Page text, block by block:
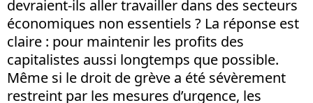
devraient-ils aller travailler dans des secteurs
économiques non essentiels ? La réponse est
claire : pour maintenir les profits des
capitalistes aussi longtemps que possible.
Même si le droit de grève a été sévèrement
restreint par les mesures d’urgence, les